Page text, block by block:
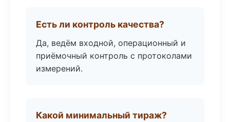
Есть ли контроль качества?
Да, ведём входной, операционный и
приёмочный контроль с протоколами
измерений.
Какой минимальный тираж?